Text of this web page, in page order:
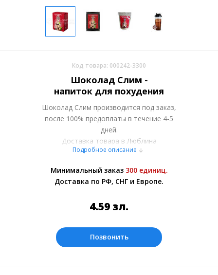
Код товара: 000242-3300
Шоколад Слим -
напиток для похудения
Шоколад Слим производится под заказ,
после 100% предоплаты в течение 4-5
дней.
Доставка товара в Люблина
осуществляется курьерскими службами
Более подробно при обсуждении заказа с
менеджером.
сайте представлены по курсу ЦБ РФ на
0.588984 зл.
Подробное описание
Минимальный заказ 300 единиц.
Доставка по РФ, СНГ и Европе.
4.59 зл.
Позвонить